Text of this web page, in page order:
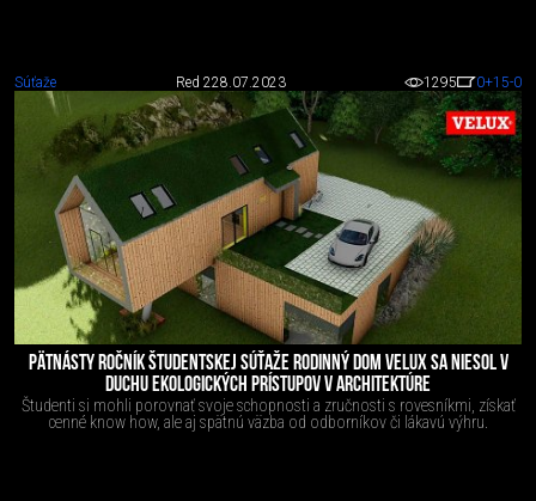
Súťaže Red 228.07.2023 1295 0+15-0
PÄTNÁSTY ROČNÍK ŠTUDENTSKEJ SÚŤAŽE RODINNÝ DOM VELUX SA NIESOL V
DUCHU EKOLOGICKÝCH PRÍSTUPOV V ARCHITEKTÚRE
Študenti si mohli porovnať svoje schopnosti a zručnosti s rovesníkmi, získať
cenné know how, ale aj spätnú väzba od odborníkov či lákavú výhru.